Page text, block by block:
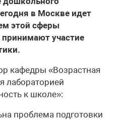
в Москве идет
этой сферы
участие
кафедры «Возрастная
лабораторией
к школе»:
проблема подготовки